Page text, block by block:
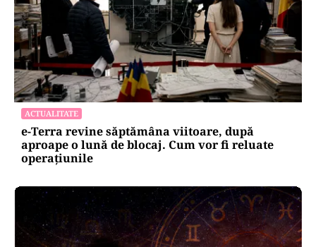
ACTUALITATE
e-Terra revine săptămâna viitoare, după
aproape o lună de blocaj. Cum vor fi reluate
operațiunile